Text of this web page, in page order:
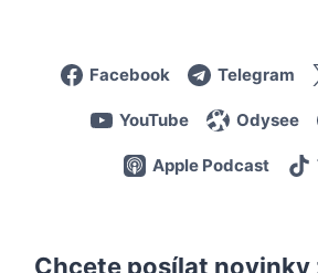
Facebook Telegram
YouTube Odysee
Apple Podcast
Chcete posílat novinky